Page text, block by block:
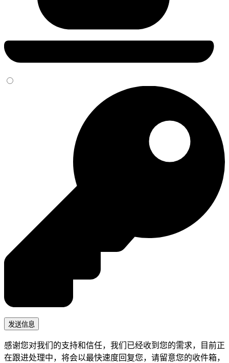
感谢您对我们的支持和信任，我们已经收到您的需求，目前正
在跟进处理中，将会以最快速度回复您，请留意您的收件箱，